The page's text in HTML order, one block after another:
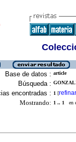
Base de datos : article
Búsqueda :
encontradas : 1 [refinar
Mostrando: 1 .. 1 en